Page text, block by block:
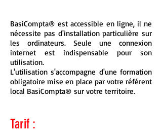
BasiCompta® est accessible en ligne, il ne
nécessite pas d'installation particulière sur
les ordinateurs. Seule une connexion
internet est indispensable pour son
utilisation.
L'utilisation s'accompagne d'une formation
obligatoire mise en place par votre référent
local BasiCompta® sur votre territoire.
Tarif :